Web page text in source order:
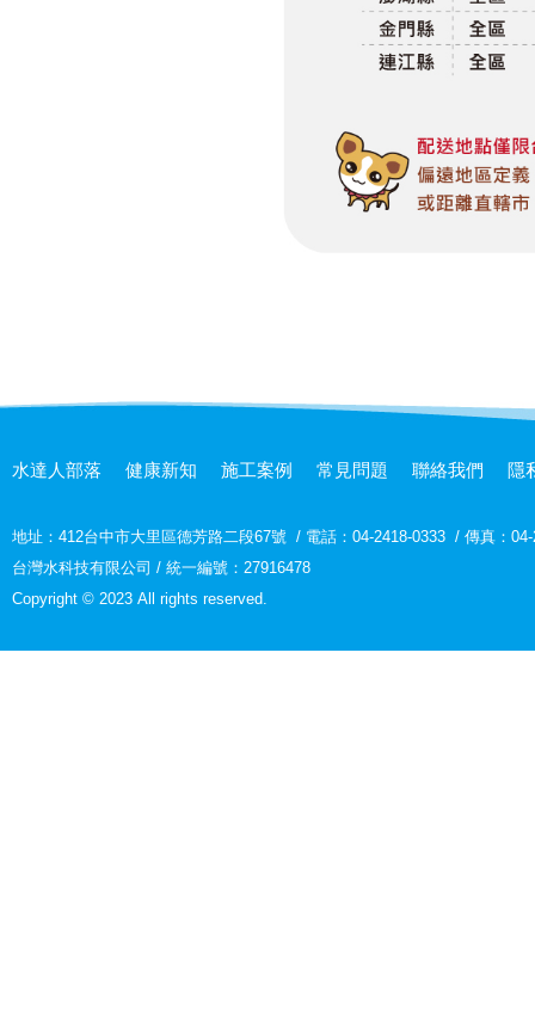
水達人部落 健康新知 施工案例 常見問題 聯絡我們 隱
地址： 412台中市大里區德芳路二段67號 / 電話：04-2418-0333 / 傳真：
台灣水科技有限公司 / 統一編號：27916478
Copyright © 2023 All rights reserved.